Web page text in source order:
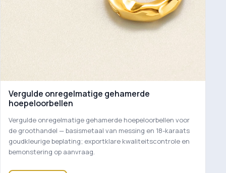
Vergulde onregelmatige gehamerde
hoepeloorbellen
Vergulde onregelmatige gehamerde hoepeloorbellen voor
de groothandel — basismetaal van messing en 18-karaats
goudkleurige beplating; exportklare kwaliteitscontrole en
bemonstering op aanvraag.